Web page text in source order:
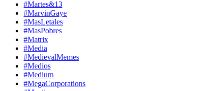
#Martes&13
#MarvinGaye
#MasLetales
#MasPobres
#Matrix
#Media
#MedievalMemes
#Medios
#Medium
#MegaCorporations